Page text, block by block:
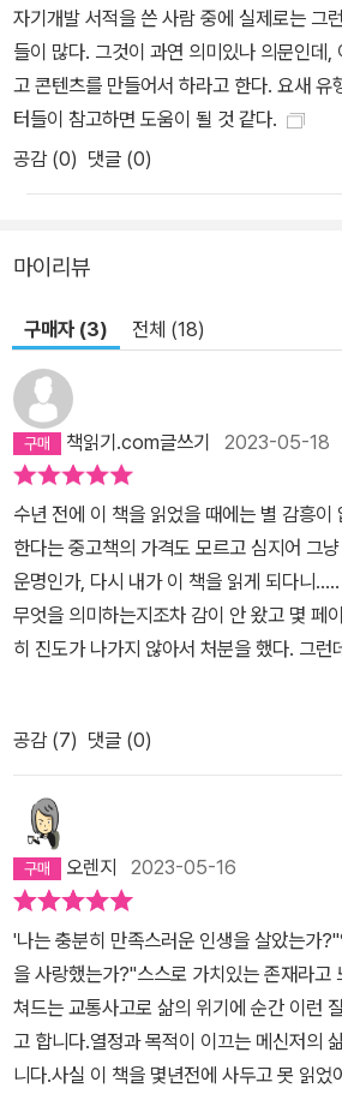
일 컨설팅을 하고, 15년 회사생활을 접고
누군가는 퇴직을 꿈꾸는 직장인들에게 고
다. 중요한 건 누구나 할 수 있다는 것. 더 정
자신만의 콘텐츠가 있다’는 점이다. “내 경험이 돈이 될 수 있다고
요?” 사람들이 당신에게 자주 묻는 바로 ‘그것’에
를 꿈꿉니다. 나도 맘 편하게 내 일 하고 싶
지만 생계라는 현실에 발목 잡혀 오늘도 출
먹고 살지? 내가 할 만한 아이템은 뭘까?”
온 이들 또한 많다. 브렌든 버처드는 말한
로 거기에서부터 시작하세요.” 로리 마레로는 평소 이런 질문을 자주
받았다. “로리, 어떻게 하면 그렇게 정리정돈
런 질문이 계속되자 여기에 사업 기회가 있음
리정돈 노하우를 전파하기 시작했다. 일대
교육 프로그램을 만들었다. 이어서 『잡동사
했고 이것은 세계적인 베스트셀러가 됐다. 마시 시모프가 자주 받은
질문은 더욱 흥미롭다. “어떻게 그렇게 늘
대답은 이랬다. “행복하지 않을 이유가 없
면 여기서 멈췄을 것이다. 하지만 마시 시
있음을 깨달았다. 그는 행복을 주제로 글을
러가 되었다. 다시 한 번 말하지만, 누구나 자신만의 주제를 갖고 있
다. 찾지 못했을 뿐이다. 자신에게 두 가지를
게 할 수 있나요?”라고 사람들이 묻는 분야
로 답을 해본 뒤, 그 사람들에게 적절한 조언
다면, 당신은 그 분야의 1인 기업가가 될 수 있다! “돈과 행복
하는 그런 삶이 가능하다면” 지금과는 다르
범한 당신의 메시지를 위대한 사업으로 만들어라 브렌든 버처
처럼 자신의 경험과 지식을 ‘메시지’로 만
는 사람을 ‘메신저(Messenger)’ 라고 부른
자기개발 서적을 쓴 사람 중에 실제로는 그
들이 많다. 그것이 과연 의미있나 의문인데,
고 콘텐츠를 만들어서 하라고 한다. 요새 유
터들이 참고하면 도움이 될 것 같다.
공감 (0) 댓글 (0)
마이리뷰
구매자 (3) 전체 (18)
책읽기.com글쓰기 2023-05-18
수년 전에 이 책을 읽었을 때에는 별 감흥이
한다는 중고책의 가격도 모르고 심지어 그
운명인가, 다시 내가 이 책을 읽게 되다니
무엇을 의미하는지조차 감이 안 왔고 몇 페
히 진도가 나가지 않아서 처분을 했다. 그런
이 그렇게 고가의 중고로 판매가 되었는지
저의 역할을 하고 있어서 책의 모든 내용이
'메신저'란 자신의 가치 있는 경험이나 지식
른 사람들을 도와주는 사람이다. 최근에 직
바뀌었고 SNS를 이용해서 이렇게 메신저
많이 생기고 있다. 이 책의 초판이 2012년에
안목을 가진 사람임에 틀림없다. 제일 먼저
경 강사님이다. 최근에 다시 책을 출간하셔
를 주고 계신다. 블로그를 시작한 사람들도
다. 다른 사람들에게 가치 있는 정보와 경험
책을 출판해서 메신저의 역할을 할 수도 있
p.67메신저 산업은 세상에서 가장 열정적
공감 (7) 댓글 (0)
오렌지 2023-05-16
'나는 충분히 만족스러운 인생을 살았는가
을 사랑했는가?''스스로 가치있는 존재라고
쳐드는 교통사고로 삶의 위기에 순간 이런 질문을 스스로에게 던졌다
고 합니다.열정과 목적이 이끄는 메신저의
니다.사실 이 책을 몇년전에 사두고 못 읽었